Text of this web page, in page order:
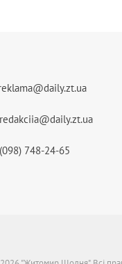
redakciia@daily.zt.ua
748-24-65